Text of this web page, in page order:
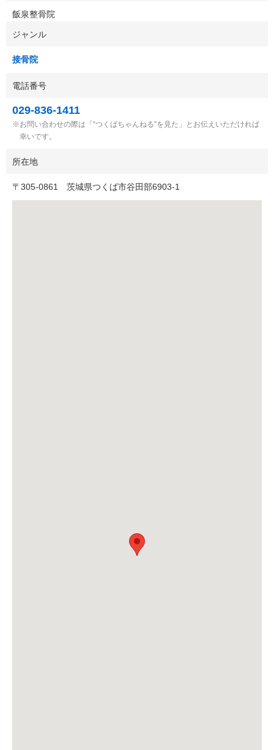
飯泉整骨院
ジャンル
接骨院
電話番号
029-836-1411
お問い合わせの際は「“つくばちゃんねる”を見た」とお伝えいただければ
幸いです。
所在地
〒 305-0861 茨城県つくば市谷田部6903-1